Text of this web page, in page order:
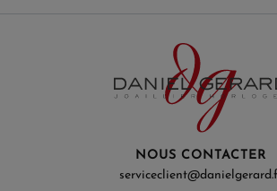
NOUS CONTACTER